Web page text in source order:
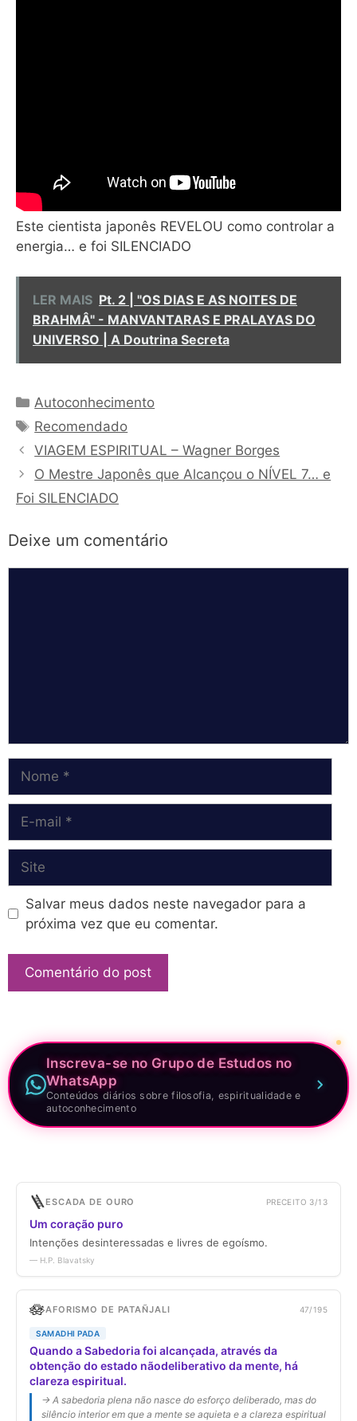
Este cientista japonês REVELOU como controlar a
energia… e foi SILENCIADO
LER MAIS Pt. 2 | "OS DIAS E AS NOITES DE
BRAHMÂ" - MANVANTARAS E PRALAYAS DO
UNIVERSO | A Doutrina Secreta
Categorias
Autoconhecimento
Tags
Recomendado
VIAGEM ESPIRITUAL – Wagner Borges
O Mestre Japonês que Alcançou o NÍVEL 7… e
Foi SILENCIADO
Deixe um comentário
mail
Salvar meus dados neste navegador para a
próxima vez que eu comentar.
Inscreva-se no Grupo de Estudos no
WhatsApp
Conteúdos diários sobre filosofia, espiritualidade e
autoconhecimento